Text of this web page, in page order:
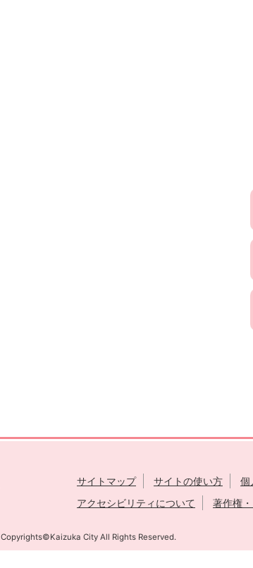
サイトマップ サイトの使い方
個
アクセシビリティについて
著作権
Copyrights©Kaizuka City All Rights Reserved.